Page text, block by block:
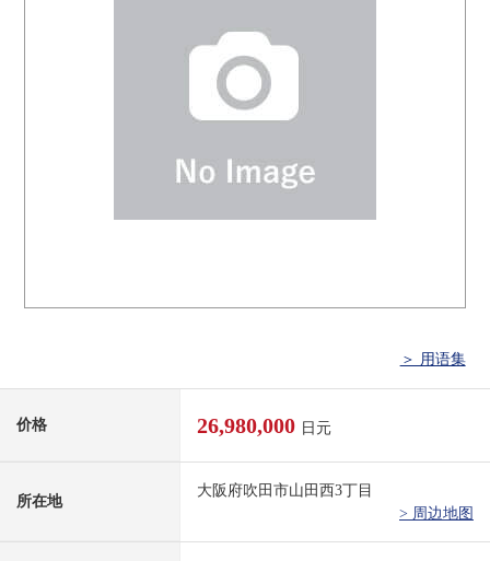
＞ 用语集
价格 26,980,000 日元
所在地
大阪府吹田市山田西3丁目
> 周边地图